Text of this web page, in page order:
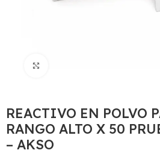
REACTIVO EN POLVO
RANGO ALTO X 50
– AKSO